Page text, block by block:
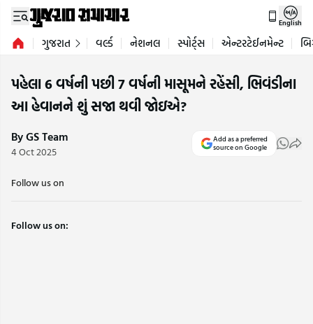
English
ગુજરાત વર્લ્ડ નેશનલ સ્પોર્ટ્સ એન્ટરટેઈનમેન્ટ
પહેલા 6 વર્ષની પછી 7 વર્ષની માસૂમને રહેંસી, ભિવંડીના
આ હેવાનને શું સજા થવી જોઇએ?
By GS Team
4 Oct 2025
Add as a preferred
source on Google
Follow us on
Follow us on: